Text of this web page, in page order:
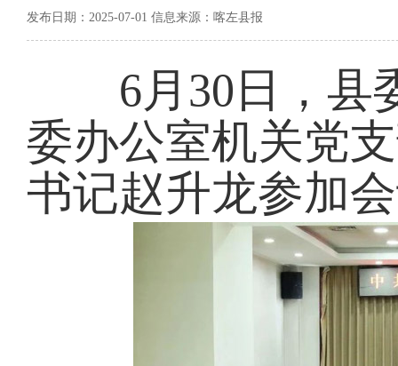
发布日期：2025-07-01 信息来源：喀左县报
6月30日，县委
委办公室机关党
书记赵升龙参加